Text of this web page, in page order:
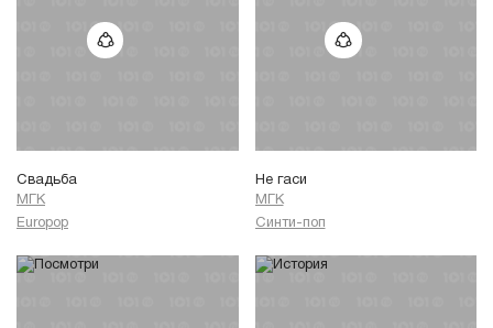
Свадьба
МГК
Europop
Не гаси
МГК
Синти-поп